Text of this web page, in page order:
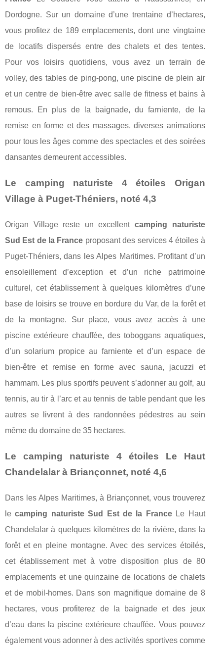
Dordogne. Sur un domaine d’une trentaine d’hectares,
vous profitez de 189 emplacements, dont une vingtaine
de locatifs dispersés entre des chalets et des tentes.
Pour vos loisirs quotidiens, vous avez un terrain de
volley, des tables de ping-pong, une piscine de plein air
et un centre de bien-être avec salle de fitness et bains à
remous. En plus de la baignade, du farniente, de la
remise en forme et des massages, diverses animations
pour tous les âges comme des spectacles et des soirées
dansantes demeurent accessibles.
Le camping naturiste 4 étoiles Origan
Village à Puget-Théniers, noté 4,3
Origan Village reste un excellent camping naturiste
Sud Est de la France proposant des services 4 étoiles à
Puget-Théniers, dans les Alpes Maritimes. Profitant d’un
ensoleillement d’exception et d’un riche patrimoine
culturel, cet établissement à quelques kilomètres d’une
base de loisirs se trouve en bordure du Var, de la forêt et
de la montagne. Sur place, vous avez accès à une
piscine extérieure chauffée, des toboggans aquatiques,
d’un solarium propice au farniente et d’un espace de
bien-être et remise en forme avec sauna, jacuzzi et
hammam. Les plus sportifs peuvent s’adonner au golf, au
tennis, au tir à l’arc et au tennis de table pendant que les
autres se livrent à des randonnées pédestres au sein
même du domaine de 35 hectares.
Le camping naturiste 4 étoiles Le Haut
Chandelalar à Briançonnet, noté 4,6
Dans les Alpes Maritimes, à Briançonnet, vous trouverez
lecamping naturiste Sud Est de la FranceLe Haut
Chandelalar à quelques kilomètres de la rivière, dans la
forêt et en pleine montagne. Avec des services étoilés,
cet établissement met à votre disposition plus de 80
emplacements et une quinzaine de locations de chalets
et de mobil-homes. Dans son magnifique domaine de 8
hectares, vous profiterez de la baignade et des jeux
d’eau dans la piscine extérieure chauffée. Vous pouvez
également vous adonner à des activités sportives comme